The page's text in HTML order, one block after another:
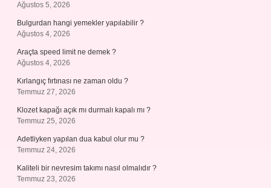
Ağustos 5, 2026
Bulgurdan hangi yemekler yapılabilir ?
Ağustos 4, 2026
Araçta speed limit ne demek ?
Ağustos 4, 2026
Kırlangıç fırtınası ne zaman oldu ?
Temmuz 27, 2026
Klozet kapağı açık mı durmalı kapalı mı ?
Temmuz 25, 2026
Adetliyken yapılan dua kabul olur mu ?
Temmuz 24, 2026
Kaliteli bir nevresim takımı nasıl olmalıdır ?
Temmuz 23, 2026